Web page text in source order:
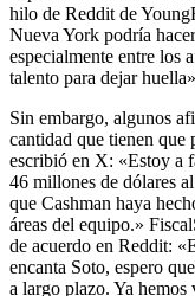
hilo de Reddit de
Nueva York podría
especialmente entre los
talento para dejar
Sin embargo, algunos
cantidad que tienen que
escribió en X: «Estoy a
46 millones de dólares
que Cashman haya
áreas del equipo.»
de acuerdo en Reddit:
encanta Soto, espero
a largo plazo. Ya hemos